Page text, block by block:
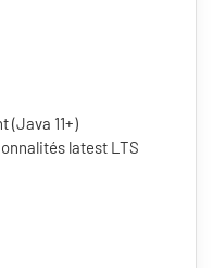
(Java 11+)
latest LTS